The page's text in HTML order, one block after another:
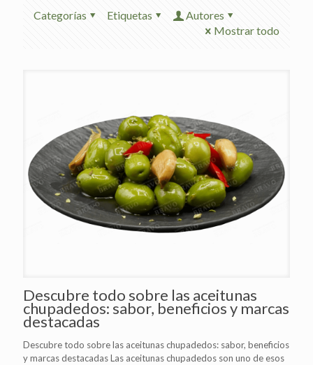
Categorías Etiquetas
Autores
Mostrar todo
Descubre todo sobre las aceitunas
chupadedos: sabor, beneficios y marcas
destacadas
Descubre todo sobre las aceitunas chupadedos: sabor, beneficios
y marcas destacadas Las aceitunas chupadedos son uno de esos